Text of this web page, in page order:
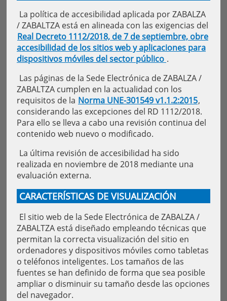
La política de accesibilidad aplicada por ZABALZA
/ ZABALTZA está en alineada con las exigencias del
Real Decreto 1112/2018, de 7 de septiembre, obre
accesibilidad de los sitios web y aplicaciones para
dispositivos móviles del sector público .
Las páginas de la Sede Electrónica de ZABALZA /
ZABALTZA cumplen en la actualidad con los
requisitos de la Norma UNE-301549 v1.1.2:2015,
considerando las excepciones del RD 1112/2018.
Para ello se lleva a cabo una revisión continua del
contenido web nuevo o modificado.
La última revisión de accesibilidad ha sido
realizada en noviembre de 2018 mediante una
evaluación externa.
CARACTERÍSTICAS DE VISUALIZACIÓN
El sitio web de la Sede Electrónica de ZABALZA /
ZABALTZA está diseñado empleando técnicas que
permitan la correcta visualización del sitio en
ordenadores y dispositivos móviles como tabletas
o teléfonos inteligentes. Los tamaños de las
fuentes se han definido de forma que sea posible
ampliar o disminuir su tamaño desde las opciones
del navegador.